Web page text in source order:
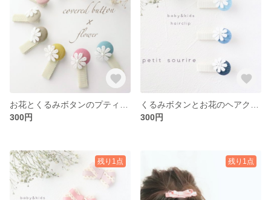
300円
300円
残り1点 残り1点